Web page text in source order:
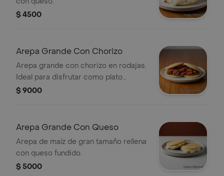
$ 4500
Arepa Grande Con Chorizo
Arepa grande con chorizo en rodajas.
Ideal para disfrutar como plato
principal.
$ 9000
Arepa Grande Con Queso
Arepa de maíz de gran tamaño rellena
con queso fundido.
$ 5000